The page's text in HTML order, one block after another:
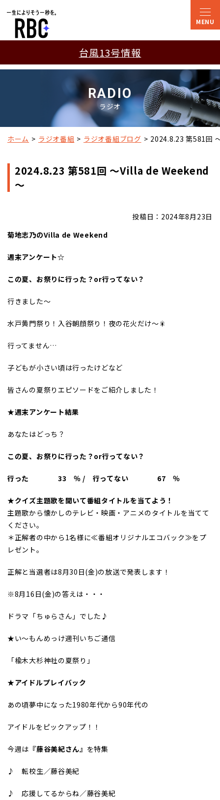
台風13号情報
RADIO
ラジオ
ホーム ラジオ番組 ラジオ番組ブログ 2024.8.23 第581回
2024.8.23 第581回 ～Villa de Weekend
～
投稿日：2024年8月23日
菊地志乃のVilla de Weekend
週末アンケート☆
この夏、お祭りに行った？or行ってない？
行きました～
水戸黄門祭り！入谷朝顔祭り！夜の花火だけ～🎇
行ってません…
子どもが小さい頃は行ったけどなど
皆さんの夏祭りエピソードをご紹介しました！
★週末アンケート結果
あなたはどっち？
この夏、お祭りに行った？or行ってない？
行った 33 ％ / 行ってない 67 ％
★クイズ主題歌を聞いて番組タイトルを当てよう！
主題歌から懐かしのテレビ・映画・アニメのタイトルを当てて
ください。
＊正解者の中から1名様に≪番組オリジナルエコバック≫をプ
レゼント。
正解と当選者は8月30日(金)の放送で発表します！
※8月16日(金)の答えは・・・
ドラマ「ちゅらさん」でした♪
★い～もんめっけ週刊いちご通信
「楡木大杉神社の夏祭り」
★アイドルプレイバック
あの頃夢中になった1980年代から90年代の
アイドルをピックアップ！！
今週は 『藤谷美紀さん』 を特集
♪ 転校生／藤谷美紀
♪ 応援してるからね／藤谷美紀